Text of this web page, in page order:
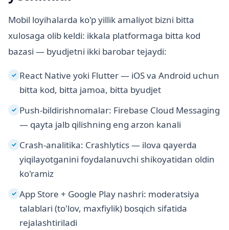
Mobil loyihalarda ko'p yillik amaliyot bizni bitta
xulosaga olib keldi: ikkala platformaga bitta kod
bazasi — byudjetni ikki barobar tejaydi:
✓ React Native yoki Flutter — iOS va Android uchun
bitta kod, bitta jamoa, bitta byudjet
✓ Push-bildirishnomalar: Firebase Cloud Messaging
— qayta jalb qilishning eng arzon kanali
✓ Crash-analitika: Crashlytics — ilova qayerda
yiqilayotganini foydalanuvchi shikoyatidan oldin
ko'ramiz
✓ App Store + Google Play nashri: moderatsiya
talablari (to'lov, maxfiylik) bosqich sifatida
rejalashtiriladi